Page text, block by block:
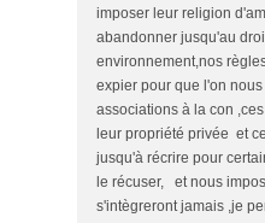
imposer leur religion
abandonner jusqu'au
environnement,nos
expier pour que l'on
associations à la con
leur propriété privée et
jusqu'à récrire pour
le récuser, et nous
s'intègreront jamais ,je